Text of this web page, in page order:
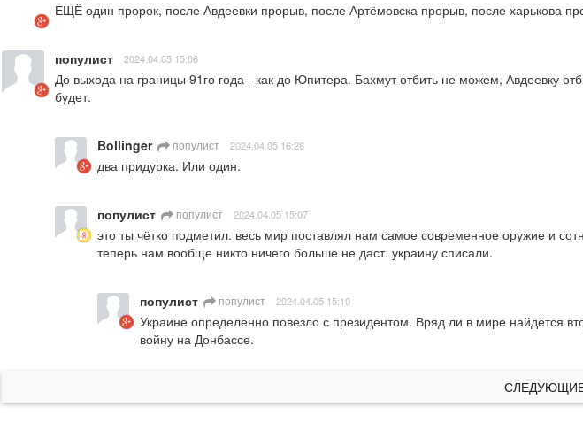
ЕЩЁ один пророк, после Авдеевки прорыв, после Артёмовска прорыв, после харькова
популист 2024.04.05 15:06
До выхода на границы 91го года - как до Юпитера. Бахмут отбить не можем, Авдеевку
будет.
Bollinger популист 2024.04.05 16:28
два придурка. Или один.
популист популист 2024.04.05 15:07
это ты чётко подметил. весь мир поставлял нам самое современное оружие и
теперь нам вообще никто ничего больше не даст. украину списали.
популист популист 2024.04.05 15:10
Украине определённо повезло с президентом. Вряд ли в мире найдётся
войну на Донбассе.